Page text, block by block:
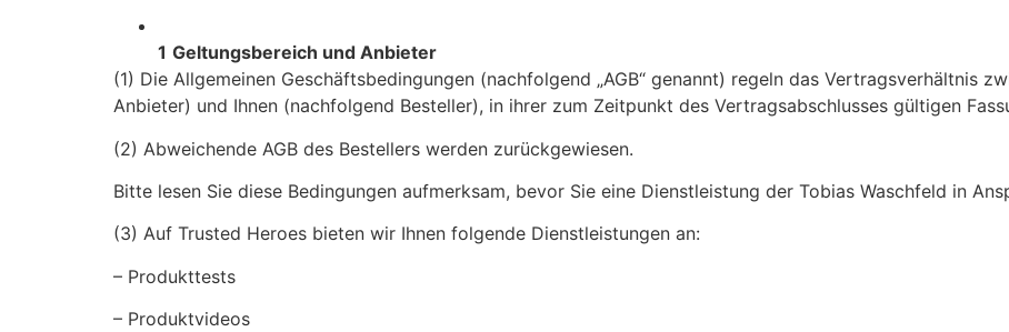
1 Geltungsbereich und Anbieter
(1) Die Allgemeinen Geschäftsbedingungen (nachfolgend „AGB“ genannt) regeln das Vertragsverhältnis
Anbieter) und Ihnen (nachfolgend Besteller), in ihrer zum Zeitpunkt des Vertragsabschlusses gültigen
(2) Abweichende AGB des Bestellers werden zurückgewiesen.
Bitte lesen Sie diese Bedingungen aufmerksam, bevor Sie eine Dienstleistung der Tobias Waschfeld in
(3) Auf Trusted Heroes bieten wir Ihnen folgende Dienstleistungen an:
– Produkttests
– Produktvideos